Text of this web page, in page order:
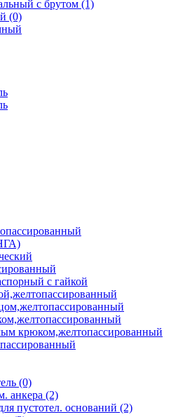
с брутом (1)
(0)
с гайкой
крюком,желтопассированный
(0)
анкера (2)
пустотел. оснований (2)